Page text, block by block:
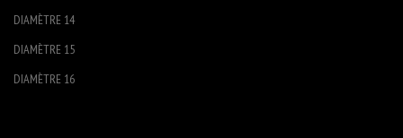
DIAMÈTRE 14
DIAMÈTRE 15
DIAMÈTRE 16